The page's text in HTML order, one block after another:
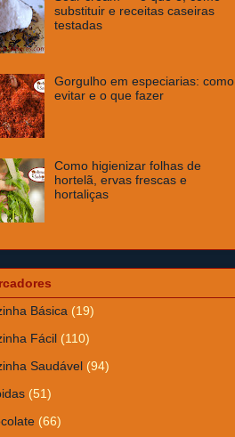
substituir e receitas caseiras
testadas
Gorgulho em especiarias: como
evitar e o que fazer
Como higienizar folhas de
hortelã, ervas frescas e
hortaliças
Básica (19)
Fácil (110)
Saudável (94)
(51)
(66)